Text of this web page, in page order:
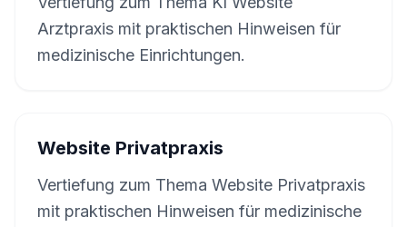
Arztpraxis mit praktischen Hinweisen für
medizinische Einrichtungen.
Website Privatpraxis
Vertiefung zum Thema Website Privatpraxis
mit praktischen Hinweisen für medizinische